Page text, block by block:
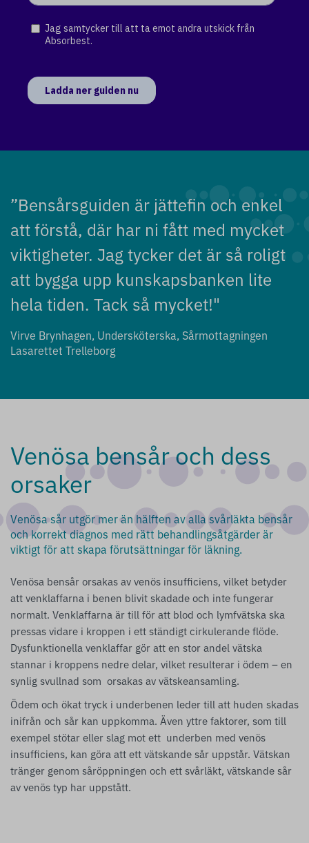
”Bensårsguiden är jättefin och enkel
att förstå, där har ni fått med mycket
viktigheter. Jag tycker det är så roligt
att bygga upp kunskapsbanken lite
hela tiden. Tack så mycket!"
Virve Brynhagen, Undersköterska, Sårmottagningen
Lasarettet Trelleborg
Venösa bensår och dess
orsaker
Venösa sår utgör mer än hälften av alla svårläkta bensår
och korrekt diagnos med rätt behandlingsåtgärder är
viktigt för att skapa förutsättningar för läkning.
Venösa bensår orsakas av venös insufficiens, vilket betyder
att venklaffarna i benen blivit skadade och inte fungerar
normalt. Venklaffarna är till för att blod och lymfvätska ska
pressas vidare i kroppen i ett ständigt cirkulerande flöde.
Dysfunktionella venklaffar gör att en stor andel vätska
stannar i kroppens nedre delar, vilket resulterar i ödem – en
synlig svullnad som orsakas av vätskeansamling.
Ödem och ökat tryck i underbenen leder till att huden skadas
inifrån och sår kan uppkomma. Även yttre faktorer, som till
exempel stötar eller slag mot ett underben med venös
insufficiens, kan göra att ett vätskande sår uppstår. Vätskan
tränger genom såröppningen och ett svårläkt, vätskande sår
av venös typ har uppstått.